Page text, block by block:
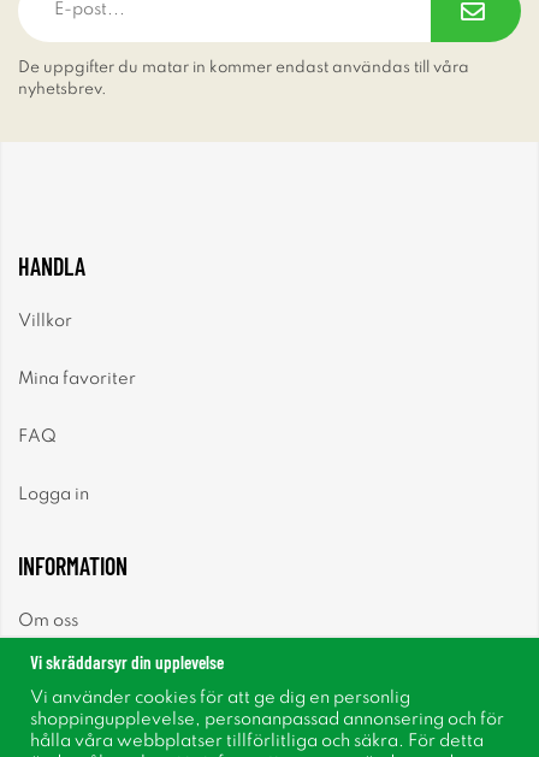
De uppgifter du matar in kommer endast användas till våra
nyhetsbrev.
HANDLA
Villkor
Mina favoriter
FAQ
Logga in
INFORMATION
Om oss
Nyhetsbrev
Vi skräddarsyr din upplevelse
Vi använder cookies för att ge dig en personlig
shoppingupplevelse, personanpassad annonsering och för
hålla våra webbplatser tillförlitliga och säkra. För detta